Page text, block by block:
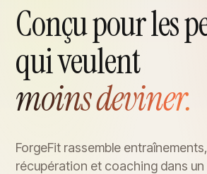
Conçu pour les
qui veulent
moins deviner.
ForgeFit rassemble
récupération et coaching dans